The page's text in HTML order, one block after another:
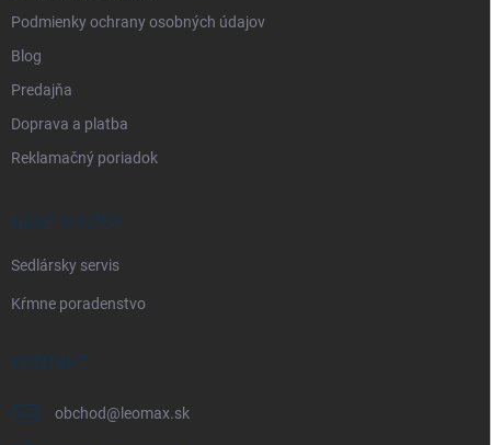
Podmienky ochrany osobných údajov
Blog
Predajňa
Doprava a platba
Reklamačný poriadok
NAŠE SLUŽBY
Sedlársky servis
Kŕmne poradenstvo
KONTAKT
obchod@ leomax.sk